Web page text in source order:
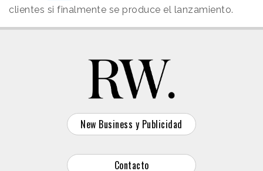
clientes si finalmente se produce el lanzamiento.
New Business y Publicidad
Contacto